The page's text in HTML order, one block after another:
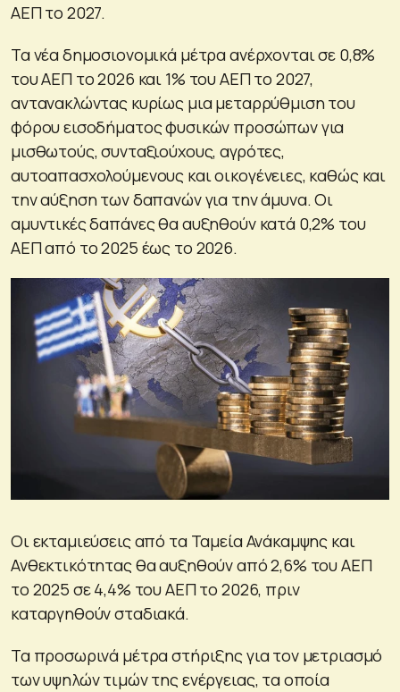
ΑΕΠ το 2027.
Τα νέα δημοσιονομικά μέτρα ανέρχονται σε 0,8%
του ΑΕΠ το 2026 και 1% του ΑΕΠ το 2027,
αντανακλώντας κυρίως μια μεταρρύθμιση του
φόρου εισοδήματος φυσικών προσώπων για
μισθωτούς, συνταξιούχους, αγρότες,
αυτοαπασχολούμενους και οικογένειες, καθώς και
την αύξηση των δαπανών για την άμυνα. Οι
αμυντικές δαπάνες θα αυξηθούν κατά 0,2% του
ΑΕΠ από το 2025 έως το 2026.
Οι εκταμιεύσεις από τα Ταμεία Ανάκαμψης και
Ανθεκτικότητας θα αυξηθούν από 2,6% του ΑΕΠ
το 2025 σε 4,4% του ΑΕΠ το 2026, πριν
καταργηθούν σταδιακά.
Τα προσωρινά μέτρα στήριξης για τον μετριασμό
των υψηλών τιμών της ενέργειας, τα οποία